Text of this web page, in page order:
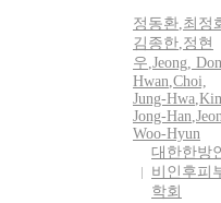
정동환,최정
김종한,정현
우,Jeong,
Hwan,Choi,
Jung-Hwa,
Jong-Han,
Woo-Hyun
대한한방
비인후피
학회